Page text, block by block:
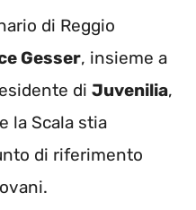
di Reggio
Gesser, insieme a
di Juvenilia,
la Scala stia
di riferimento